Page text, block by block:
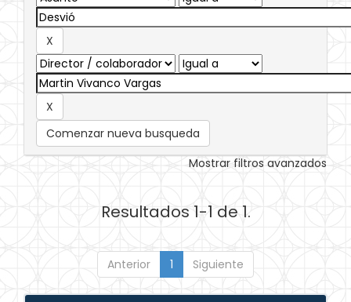
Comenzar nueva busqueda
Mostrar filtros avanzados
Resultados 1-1 de 1.
Anterior 1 Siguiente